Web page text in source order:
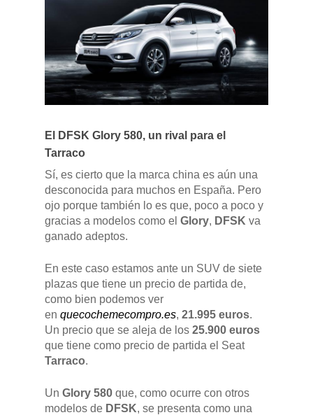
El DFSK Glory 580, un rival para el
Tarraco
Sí, es cierto que la marca china es aún una
desconocida para muchos en España. Pero
ojo porque también lo es que, poco a poco y
gracias a modelos como el Glory, DFSK va
ganado adeptos.
En este caso estamos ante un SUV de siete
plazas que tiene un precio de partida de,
como bien podemos ver
en quecochemecompro.es, 21.995 euros.
Un precio que se aleja de los 25.900 euros
que tiene como precio de partida el Seat
Tarraco.
Un Glory 580 que, como ocurre con otros
modelos de DFSK, se presenta como una